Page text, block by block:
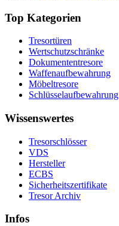
Top Kategorien
Tresortüren
Wertschutzschränke
Dokumententresore
Waffenaufbewahrung
Möbeltresore
Schlüsselaufbewahrung
Wissenswertes
Tresorschlösser
VDS
Hersteller
ECBS
Sicherheitszertifikate
Tresor Archiv
Infos